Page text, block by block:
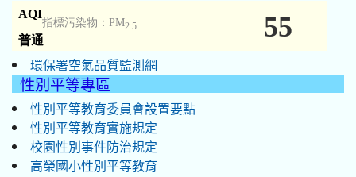
環保署空氣品質監測網
性別平等專區
性別平等教育委員會設置要點
性別平等教育實施規定
校園性別事件防治規定
高榮國小性別平等教育